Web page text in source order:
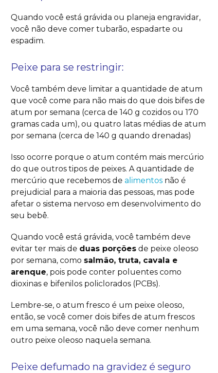
Quando você está grávida ou planeja engravidar,
você não deve comer tubarão, espadarte ou
espadim.
Peixe para se restringir:
Você também deve limitar a quantidade de atum
que você come para não mais do que dois bifes de
atum por semana (cerca de 140 g cozidos ou 170
gramas cada um), ou quatro latas médias de atum
por semana (cerca de 140 g quando drenadas)
Isso ocorre porque o atum contém mais mercúrio
do que outros tipos de peixes. A quantidade de
mercúrio que recebemos dealimentos não é
prejudicial para a maioria das pessoas, mas pode
afetar o sistema nervoso em desenvolvimento do
seu bebê.
Quando você está grávida, você também deve
evitar ter mais de duas porções de peixe oleoso
por semana, como salmão, truta, cavala e
arenque, pois pode conter poluentes como
dioxinas e bifenilos policlorados (PCBs).
Lembre-se, o atum fresco é um peixe oleoso,
então, se você comer dois bifes de atum frescos
em uma semana, você não deve comer nenhum
outro peixe oleoso naquela semana.
Peixe defumado na gravidez é seguro